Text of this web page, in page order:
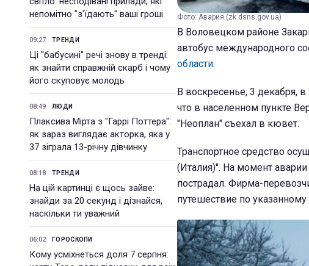
непомітно "з'їдають" ваші гроші
09:27 ТРЕНДИ
Ці "бабусині" речі знову в тренді:
як знайти справжній скарб і чому
його скуповує молодь
08:49 ЛЮДИ
Плаксива Мірта з "Гаррі Поттера":
як зараз виглядає акторка, яка у
37 зіграла 13-річну дівчинку
08:18 ТРЕНДИ
На цій картинці є щось зайве:
знайди за 20 секунд і дізнайся,
наскільки ти уважний
06:02 ГОРОСКОПИ
Кому усміхнеться доля 7 серпня:
Фото: Авария (zk.dsns.gov.ua)
В Воловецком районе
автобус международного
области.
В воскресенье, 3 декабря,
что в населенном пункте
"Неоплан" съехал в кювет.
Транспортное средство
(Италия)". На момент
пострадал. Фирма-
путешествие по